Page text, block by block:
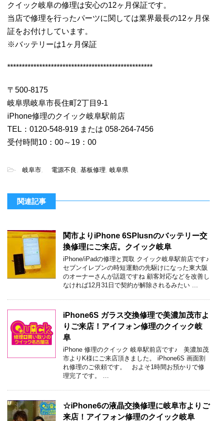
クイック岐阜の修理は安心の12ヶ月保証です。
当店で修理を行ったパーツに関しては業界最長の12ヶ月保
証をお付けしています。
※バッテリーは1ヶ月保証
**************************************************
〒500-8175
岐阜県岐阜市長住町2丁目9-1
iPhone修理のクイック岐阜駅前店
TEL：0120-548-919 または 058-264-7456
受付時間10：00～19：00
- 岐阜市 電源不良 基板修理 岐阜県
関連記事
関市よりiPhone 6SPlusnのバッテリー交
換修理にご来店。クイック岐阜
iPhone/iPadの修理と買取 クイック岐阜駅前店です♪
セブンイレブンの時短運動の先駆けになった東大阪
のオーナーさんが話題ですね 顧客対応などを改善し
なければ12月31日で契約が解除されるみたい …
iPhone6S ガラス交換修理で美濃加茂市よ
りご来店！アイフォン修理のクイック岐
阜
iPhone 修理のクイック 岐阜駅前店です♪ 美濃加茂
市よりK様にご来店頂きました。 iPhone6S 画面割
れ修理のご依頼です。 およそ1時間お預かりで修
理完了です。 …
☆iPhone6の液晶交換修理に岐阜市よりご
来店！アイフォン修理のクイック岐阜